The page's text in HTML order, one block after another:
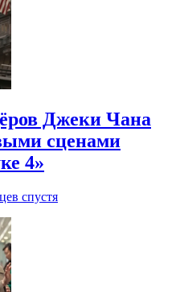
Джеки Чана
сценами
4»
спустя